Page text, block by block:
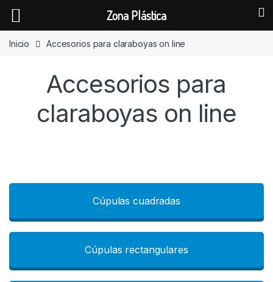
Inicio Accesorios para claraboyas on line
Accesorios para
claraboyas on line
Cúpulas cuadradas
Cúpulas rectangulares
Zona Plástica